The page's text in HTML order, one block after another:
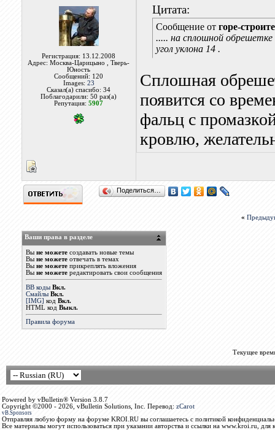
Регистрация: 13.12.2008
Адрес: Москва-Царицыно , Тверь-
Юность
Сообщений: 120
Images: 23
Сказал(а) спасибо: 34
Поблагодарили: 50 раз(а)
Репутация:5907
Цитата:
Сообщение от горе-
..... на сплошной обрешетке
угол уклона 14 .
Сплошная
появится со
фальц с
кровлю,
Поделиться…
«
Ваши права в разделе
Вы не можетесоздавать новые темы
Вы не можетеотвечать в темах
Вы не можетеприкреплять вложения
Вы не можетередактировать свои сообщения
BB коды Вкл.
Смайлы Вкл.
[IMG] код Вкл.
HTML код Выкл.
Правила форума
Текущее
Powered by vBulletin® Version 3.8.7
Copyright ©2000 - 2026, vBulletin Solutions, Inc. Перевод: zCarot
vB.Sponsors
Отправляя любую форму на форуме KROI.RU вы соглашаетесь с политикой
Все материалы могут использоваться при указании авторства и ссылки на www.kroi.ru, для